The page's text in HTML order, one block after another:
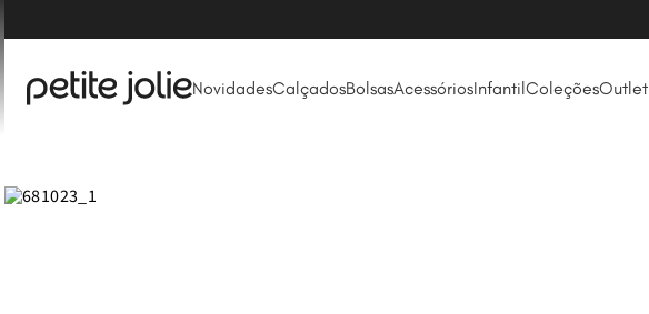
NovidadesCalçadosBolsasAcessóriosInfantilColeçõesOutlet